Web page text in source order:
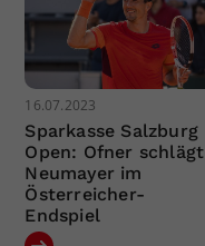
16.07.2023
Sparkasse Salzburg
Open: Ofner schlägt
Neumayer im
Österreicher-
Endspiel